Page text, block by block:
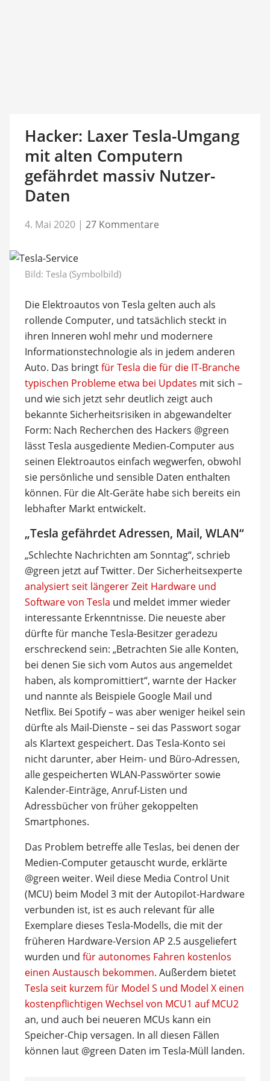
Hacker: Laxer Tesla-Umgang
mit alten Computern
gefährdet massiv Nutzer-
Daten
4. Mai 2020 | 27 Kommentare
Bild: Tesla (Symbolbild)
Die Elektroautos von Tesla gelten auch als
rollende Computer, und tatsächlich steckt in
ihren Inneren wohl mehr und modernere
Informationstechnologie als in jedem anderen
Auto. Das bringtfür Tesla die für die IT-Branche
typischen Probleme etwa bei Updates mit sich –
und wie sich jetzt sehr deutlich zeigt auch
bekannte Sicherheitsrisiken in abgewandelter
Form: Nach Recherchen des Hackers @green
lässt Tesla ausgediente Medien-Computer aus
seinen Elektroautos einfach wegwerfen, obwohl
sie persönliche und sensible Daten enthalten
können. Für die Alt-Geräte habe sich bereits ein
lebhafter Markt entwickelt.
„Tesla gefährdet Adressen, Mail, WLAN“
„Schlechte Nachrichten am Sonntag“, schrieb
@green jetzt auf Twitter. Der Sicherheitsexperte
analysiert seit längerer Zeit Hardware und
Software von Tesla und meldet immer wieder
interessante Erkenntnisse. Die neueste aber
dürfte für manche Tesla-Besitzer geradezu
erschreckend sein: „Betrachten Sie alle Konten,
bei denen Sie sich vom Autos aus angemeldet
haben, als kompromittiert“, warnte der Hacker
und nannte als Beispiele Google Mail und
Netflix. Bei Spotify – was aber weniger heikel sein
dürfte als Mail-Dienste – sei das Passwort sogar
als Klartext gespeichert. Das Tesla-Konto sei
nicht darunter, aber Heim- und Büro-Adressen,
alle gespeicherten WLAN-Passwörter sowie
Kalender-Einträge, Anruf-Listen und
Adressbücher von früher gekoppelten
Smartphones.
Das Problem betreffe alle Teslas, bei denen der
Medien-Computer getauscht wurde, erklärte
@green weiter. Weil diese Media Control Unit
(MCU) beim Model 3 mit der Autopilot-Hardware
verbunden ist, ist es auch relevant für alle
Exemplare dieses Tesla-Modells, die mit der
früheren Hardware-Version AP 2.5 ausgeliefert
wurden und für autonomes Fahren kostenlos
einen Austausch bekommen. Außerdem bietet
Tesla seit kurzem für Model S und Model X einen
kostenpflichtigen Wechsel von MCU1 auf MCU2
an, und auch bei neueren MCUs kann ein
Speicher-Chip versagen. In all diesen Fällen
können laut @green Daten im Tesla-Müll landen.